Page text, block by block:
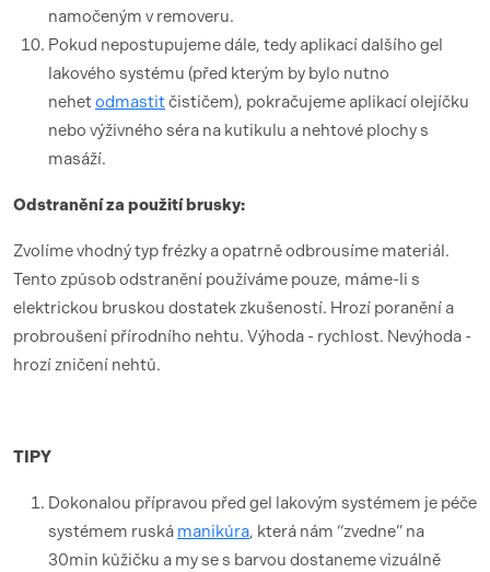
namočeným v removeru.
Pokud nepostupujeme dále, tedy aplikací dalšího gel
lakového systému (před kterým by bylo nutno
nehetodmastitčističem), pokračujeme aplikací olejíčku
nebo výživného séra na kutikulu a nehtové plochy s
masáží.
Odstranění za použití brusky:
Zvolíme vhodný typ frézky a opatrně odbrousíme materiál.
Tento způsob odstranění používáme pouze, máme-li s
elektrickou bruskou dostatek zkušeností. Hrozí poranění a
probroušení přírodního nehtu. Výhoda - rychlost. Nevýhoda -
hrozí zničení nehtů.
TIPY
Dokonalou přípravou před gel lakovým systémem je péče
systémem ruská manikúra, která nám “zvedne” na
30min kůžičku a my se s barvou dostaneme vizuálně